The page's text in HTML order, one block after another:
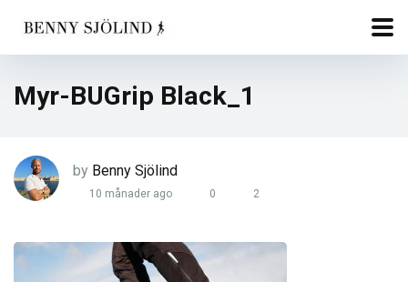
Myr-BUGrip Black_1
by Benny Sjölind
10 månader ago 0 2